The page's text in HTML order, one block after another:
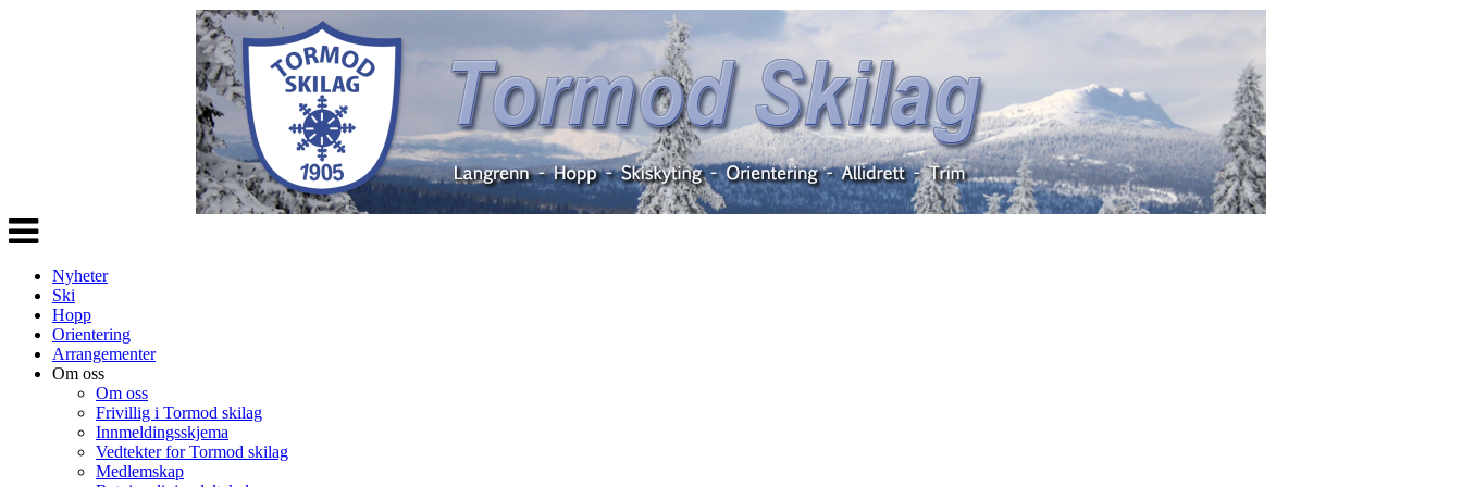
Veksle
navigasjon
Nyheter
Ski
Hopp
Orientering
Arrangementer
Om oss
Om oss
Frivillig i Tormod skilag
Innmeldingsskjema
Vedtekter for Tormod skilag
Medlemskap